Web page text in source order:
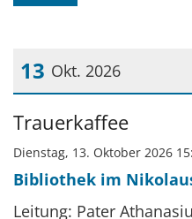
13 Okt. 2026
Datum: 13. Oktober 2026
Trauerkaffee
Dienstag, 13. Oktober 2026
Bibliothek im
Leitung: Pater